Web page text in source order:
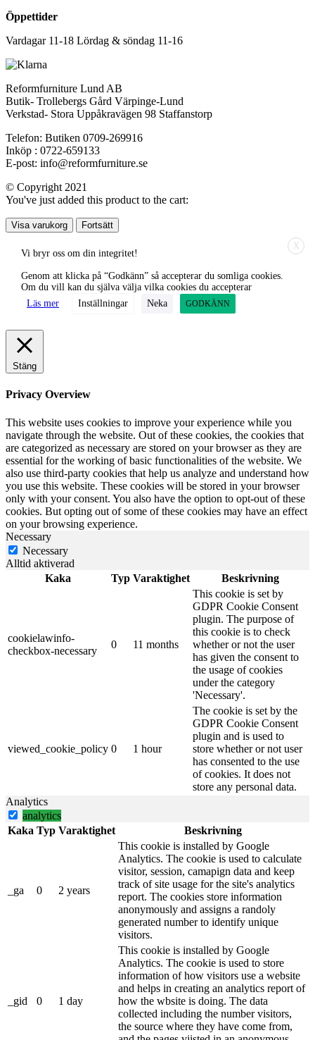
Öppettider
Vardagar 11-18 Lördag & söndag 11-16
Reformfurniture Lund AB
Butik- Trollebergs Gård Värpinge-Lund
Verkstad- Stora Uppåkravägen 98 Staffanstorp
Telefon: Butiken 0709-269916
Inköp : 0722-659133
E-post: info@reformfurniture.se
© Copyright 2021
You've just added this product to the cart:
Visa varukorg Fortsätt
X
Vi bryr oss om din integritet!
Genom att klicka på “Godkänn” så accepterar du somliga cookies.
Om du vill kan du själva välja vilka cookies du accepterar
Läs mer
Inställningar Neka GODKÄNN
Stäng
Privacy Overview
This website uses cookies to improve your experience while you
navigate through the website. Out of these cookies, the cookies that
are categorized as necessary are stored on your browser as they are
essential for the working of basic functionalities of the website. We
also use third-party cookies that help us analyze and understand how
you use this website. These cookies will be stored in your browser
only with your consent. You also have the option to opt-out of these
cookies. But opting out of some of these cookies may have an effect
on your browsing experience.
Necessary
Necessary
Alltid aktiverad
Kaka
Typ Varaktighet Beskrivning
cookielawinfo-
checkbox-necessary
0 11 months
This cookie is set by
GDPR Cookie Consent
plugin. The purpose of
this cookie is to check
whether or not the user
has given the consent to
the usage of cookies
under the category
'Necessary'.
viewed_cookie_policy 0 1 hour
The cookie is set by the
GDPR Cookie Consent
plugin and is used to
store whether or not user
has consented to the use
of cookies. It does not
store any personal data.
Analytics
analytics
Kaka Typ Varaktighet Beskrivning
_ga 0 2 years
This cookie is installed by Google
Analytics. The cookie is used to calculate
visitor, session, camapign data and keep
track of site usage for the site's analytics
report. The cookies store information
anonymously and assigns a randoly
generated number to identify unique
visitors.
_gid 0 1 day
This cookie is installed by Google
Analytics. The cookie is used to store
information of how visitors use a website
and helps in creating an analytics report of
how the wbsite is doing. The data
collected including the number visitors,
the source where they have come from,